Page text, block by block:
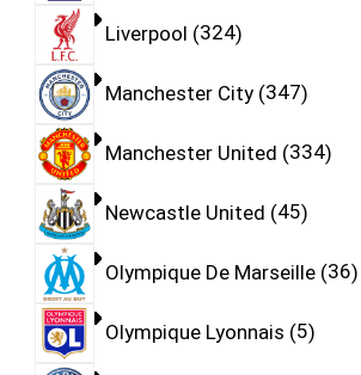
Liverpool 324
Manchester City 347
Manchester United 334
Newcastle United 45
Olympique De Marseille 36
Olympique Lyonnais 5